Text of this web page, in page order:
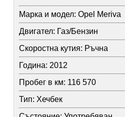
Марка и модел: Opel Meriva
Двигател: Газ/Бензин
Скоростна кутия: Ръчна
Година: 2012
Пробег в км: 116 570
Тип: Хечбек